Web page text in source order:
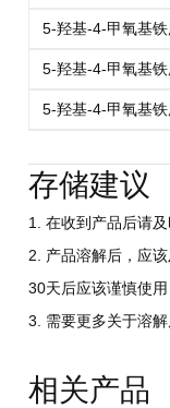
5-羟基-4-甲氧基铁
5-羟基-4-甲氧基铁
5-羟基-4-甲氧基铁
存储建议
1. 在收到产品后请
2. 产品溶解后，应
30天后应该谨慎使用
3. 需要更多关于溶
相关产品